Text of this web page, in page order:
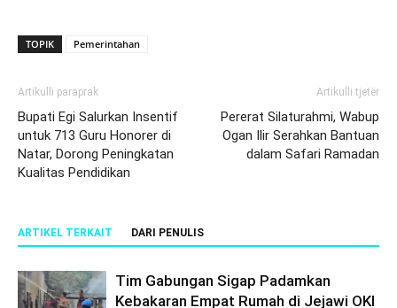
TOPIK Pemerintahan
Artikulli paraprak
Bupati Egi Salurkan Insentif
untuk 713 Guru Honorer di
Natar, Dorong Peningkatan
Kualitas Pendidikan
Artikulli tjetër
Pererat Silaturahmi, Wabup
Ogan Ilir Serahkan Bantuan
dalam Safari Ramadan
ARTIKEL TERKAIT DARI PENULIS
Tim Gabungan Sigap Padamkan
Kebakaran Empat Rumah di Jejawi OKI